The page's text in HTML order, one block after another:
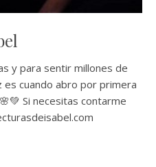
y para sentir millones de
cuando abro por primera
Si necesitas contarme